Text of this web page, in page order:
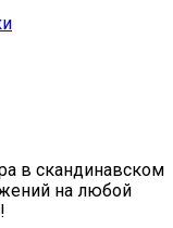
в скандинавском
на любой